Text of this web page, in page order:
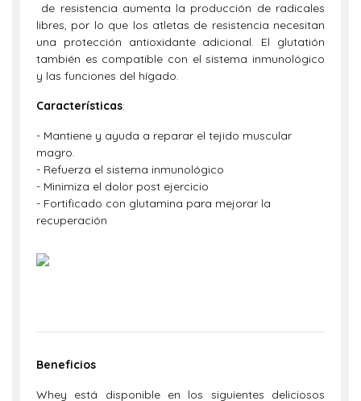
de resistencia aumenta la producción de radicales
libres, por lo que los atletas de resistencia necesitan
una protección antioxidante adicional. El glutatión
también es compatible con el sistema inmunológico
y las funciones del hígado.
Características:
- Mantiene y ayuda a reparar el tejido muscular
magro.
- Refuerza el sistema inmunológico
- Minimiza el dolor post ejercicio
- Fortificado con glutamina para mejorar la
recuperación
Beneficios
Whey está disponible en los siguientes deliciosos